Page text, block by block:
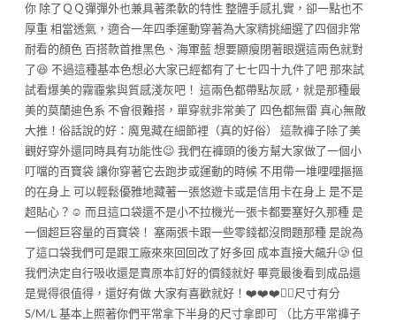
你 除了ＱＱ彈彈外也兼具著柔軟的特性 整體手感扎實，卻一點也不
厚重 相當透氣，適合一年四季運動穿著為大家精挑細選了四個非常
耐看的顏色 百搭款首推黑色、海軍藍 想要顯瘦閉著眼選這兩色就對
了😆 不過這種基本色想必大家已經都有了七七四十九件了吧 那來試
試看爆美的霧霾紫與質感淺灰吧！ 這兩色都帶點灰感，就是那種最
美的莫蘭迪色系 不會很難搭，單穿就非常美了 四色都無雷 真心無敵
大推！俗話說的好：魔鬼藏在細節裡（真的好俗） 這款褲子除了美
觀好穿外還同時具有功能性😉 我們在褲頭的後方幫大家做了一個小
叮噹的百寶袋 讓你穿著它去跑步或運動的時候 不用帶一堆哩哩摳摳
的在身上 可以輕鬆優雅地藏著一張悠遊卡或是信用卡在身上 是不是
超貼心？☺️ 而且這口袋還不是小不拉機光一張卡都要塞好久那種 是
一個超巨容量的百寶袋！ 塞兩張卡跟一些零錢都沒問題那種 是說為
了這口袋我們可是跟工廠來來回回改了好多回 成本直接大飆升🥲 但
我們決定自行吸收還是賣原本訂好的價錢就好 畢竟最後看到成品還
是覺得很值得，還好有做 大家有喜歡就好！❤️❤️❤️👉🏻尺寸有分
S/M/L 基本上照著你們平常拿下半身的尺寸拿即可 （比方平常褲子